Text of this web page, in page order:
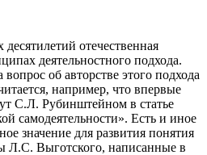
отечественная
деятельностного подхода.
об авторстве этого подхода
например, что впервые
С.Л. Рубинштейном в статье
самодеятельности». Есть и иное
значение для развития понятия
Л.С. Выготского, написанные в